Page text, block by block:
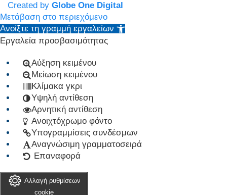
Created by Globe One Digital
Μετάβαση στο περιεχόμενο
Ανοίξτε τη γραμμή εργαλείων
Εργαλεία προσβασιμότητας
Αύξηση κειμένου
Μείωση κειμένου
Κλίμακα γκρι
Υψηλή αντίθεση
Αρνητική αντίθεση
Ανοιχτόχρωμο φόντο
Υπογραμμίσεις συνδέσμων
Αναγνώσιμη γραμματοσειρά
Επαναφορά
Αλλαγή ρυθμίσεων
cookie